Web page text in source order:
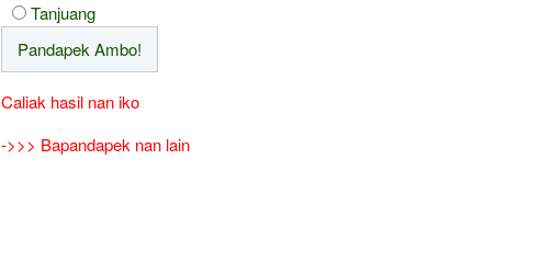
Tanjuang
Caliak hasil nan iko
->>> Bapandapek nan lain